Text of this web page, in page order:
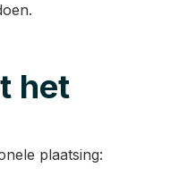
het
plaatsing: